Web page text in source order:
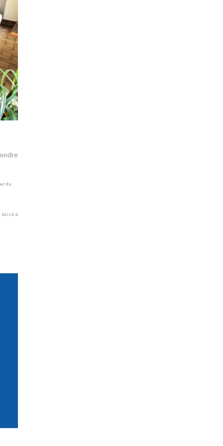
de
laissé à